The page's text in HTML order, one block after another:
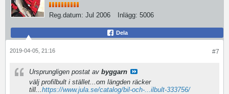
Reg.datum: Jul 2006 Inlägg: 5006
Dela
#7
2019-04-05, 21:16
Ursprungligen postat av byggarn
välj profilbult i stället...om längden räcker
till...https://www.jula.se/catalog/bil-och-...ilbult-333756/